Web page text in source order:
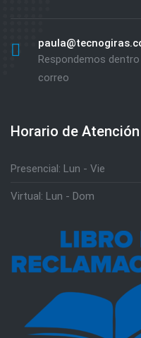
Respondemos
correo
Horario de Atención
Presencial: Lun - Vie
Virtual: Lun - Dom